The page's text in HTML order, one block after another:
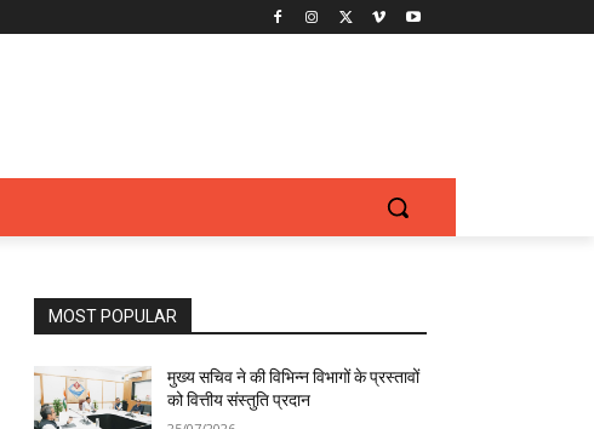
MOST POPULAR
मुख्य सचिव ने की विभिन्न विभागों के प्रस्तावों
को वित्तीय संस्तुति प्रदान